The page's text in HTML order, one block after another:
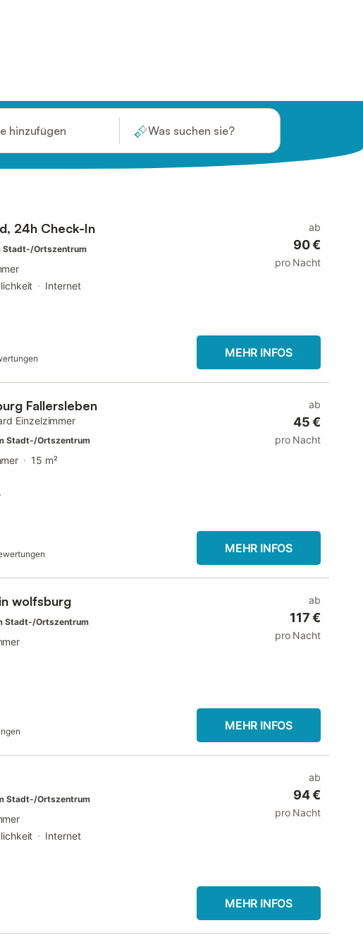
hinzufügen Was suchen sie?
24h Check-In
Stadt-/Ortszentrum
Internet
ab
90 €
pro Nacht
MEHR INFOS
Fallersleben
Einzelzimmer
Stadt-/Ortszentrum
15 m²
ab
45 €
pro Nacht
MEHR INFOS
wolfsburg
Stadt-/Ortszentrum
ab
117 €
pro Nacht
MEHR INFOS
Stadt-/Ortszentrum
Internet
ab
94 €
pro Nacht
MEHR INFOS